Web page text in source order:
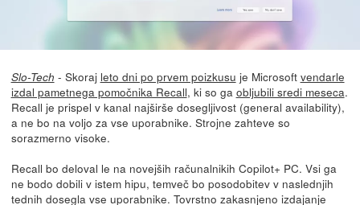
Slo-Tech - Skoraj leto dni po prvem poizkusu je Microsoft vendarle
izdal pametnega pomočnika Recall, ki so ga obljubili sredi meseca.
Recall je prispel v kanal najširše dosegljivost (general availability),
a ne bo na voljo za vse uporabnike. Strojne zahteve so
sorazmerno visoke.
Recall bo deloval le na novejših računalnikih Copilot+ PC. Vsi ga
ne bodo dobili v istem hipu, temveč bo posodobitev v naslednjih
tednih dosegla vse uporabnike. Tovrstno zakasnjeno izdajanje